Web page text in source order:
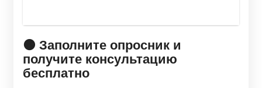
🟠 Заполните опросник и
получите консультацию
бесплатно